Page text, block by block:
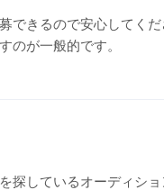
できるので安心してくだ
のが一般的です。
探しているオーディシ